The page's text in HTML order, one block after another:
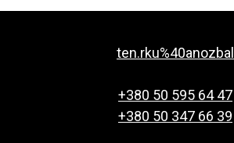
ten.rku%40anozbal
+380 50 595 64 47
+380 50 347 66 39